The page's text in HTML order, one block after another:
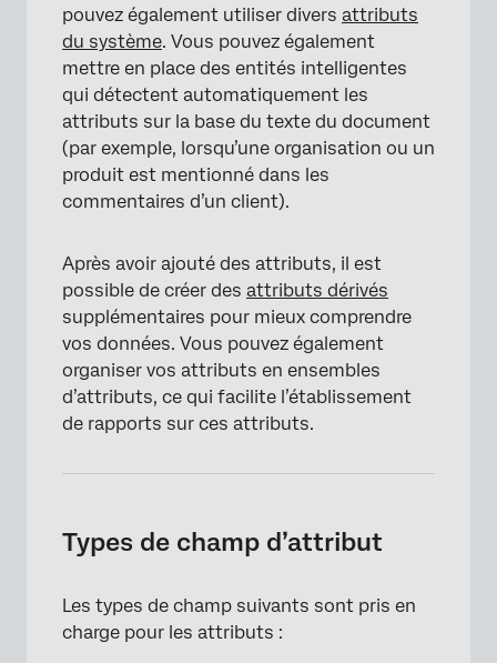
pouvez également utiliser divers attributs
du système. Vous pouvez également
mettre en place des entités intelligentes
qui détectent automatiquement les
attributs sur la base du texte du document
(par exemple, lorsqu’une organisation ou un
produit est mentionné dans les
commentaires d’un client).
Après avoir ajouté des attributs, il est
possible de créer des attributs dérivés
supplémentaires pour mieux comprendre
vos données. Vous pouvez également
organiser vos attributs en ensembles
d’attributs, ce qui facilite l’établissement
de rapports sur ces attributs.
Types de champ d’attribut
Les types de champ suivants sont pris en
charge pour les attributs :